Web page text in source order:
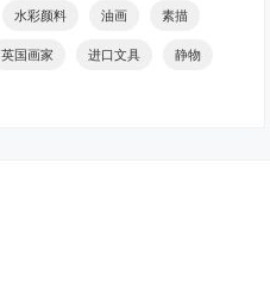
水彩颜料 油画 素描
英国画家 进口文具 静物